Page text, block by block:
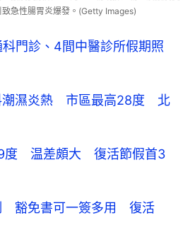
急性腸胃炎爆發。(Getty Images)
門診、4間中醫診所假期照
潮濕炎熱 市區最高28度 北
度 温差頗大 復活節假首3
豁免書可一簽多用 復活